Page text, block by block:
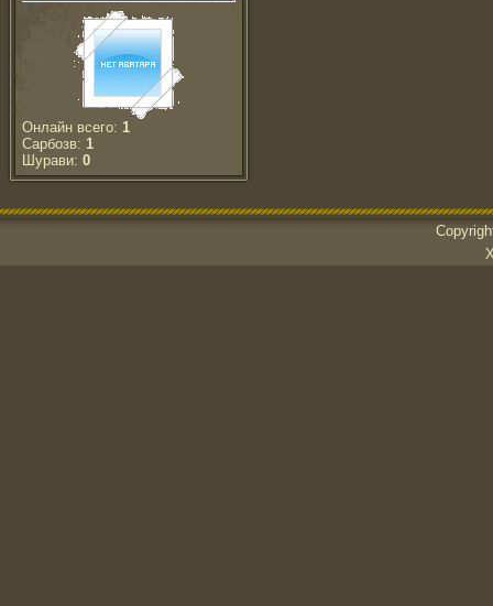
Онлайн всего: 1
Сарбозв: 1
Шурави: 0